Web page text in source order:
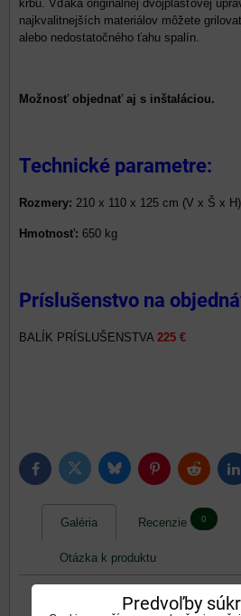
krbu. Vďaka originálnej dvojplášťovej
najkvalitnejších materiálov môžete
alebo nedostatočného ťahu spalín.
Možnosť objednať aj s inštaláciou.
Technické parametre:
Rozmery: 210 x 110 x 125 cm (V x Š x H)
Hmotnosť: 650 kg
Príslušenstvo na
BALÍK PRÍSLUŠENSTVA 225 €
FacebookTwitter BlueskyPinterestReddit
Galéria Recenzie 0
Otázka k produktu
Predvoľby